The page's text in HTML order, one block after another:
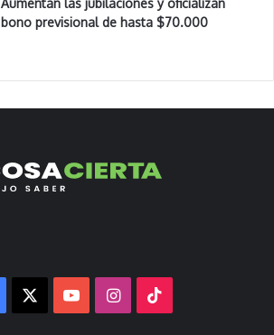
bono previsional de hasta $70.000
Facebook YouTubeInstagram